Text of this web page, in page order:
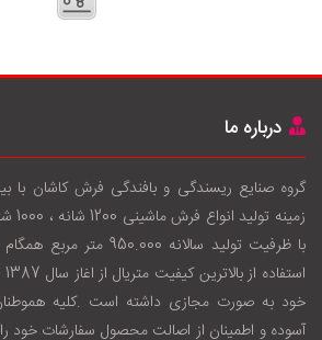
درباره ما
گروه صنایع ریسندگی و بافندگی فرش کاشان با
با ظرفيت توليد سالانه
خود به صورت مجازی داشته است .کليه هموطنان
آسوده و اطمينان از اصالت محصول سفارشات خود